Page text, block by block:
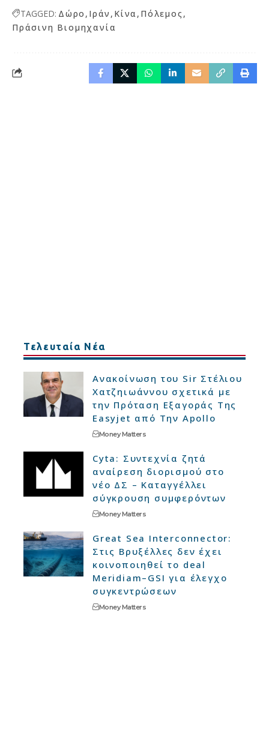
TAGGED: Δώρο Ιράν Κίνα Πόλεμος
Πράσινη Βιομηχανία
Τελευταία Νέα
Ανακοίνωση του Sir Στέλιου
Χατζηιωάννου σχετικά με
την Πρόταση Εξαγοράς Της
Easyjet από Την Apollo
Money Matters
Cyta: Συντεχνία ζητά
αναίρεση διορισμού στο
νέο ΔΣ – Καταγγέλλει
σύγκρουση συμφερόντων
Money Matters
Great Sea Interconnector:
Στις Βρυξέλλες δεν έχει
κοινοποιηθεί το deal
Meridiam–GSI για έλεγχο
συγκεντρώσεων
Money Matters